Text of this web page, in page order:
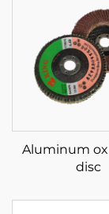
Aluminum
disc